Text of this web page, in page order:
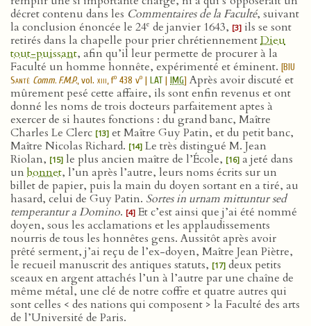
décret contenu dans les Commentaires de la Faculté, suivant
la conclusion énoncée le 24e de janvier 1643, [3] ils se sont
retirés dans la chapelle pour prier chrétiennementDieu
tout-puissant, afin qu’il leur permette de procurer à la
Faculté un homme honnête, expérimenté et éminent. [BIU
Santé Comm. F.M.P., vol. xiii, fo 438 vo | LAT| IMG] Après avoir discuté et
mûrement pesé cette affaire, ils sont enfin revenus et ont
donné les noms de trois docteurs parfaitement aptes à
exercer de si hautes fonctions : du grand banc, Maître
Charles Le Clerc [13] et Maître Guy Patin, et du petit banc,
Maître Nicolas Richard. [14] Le très distingué M. Jean
Riolan, [15] le plus ancien maître de l’École, [16] a jeté dans
unbonnet, l’un après l’autre, leurs noms écrits sur un
billet de papier, puis la main du doyen sortant en a tiré, au
hasard, celui de Guy Patin. Sortes in urnam mittuntur sed
temperantur a Domino. [4] Et c’est ainsi que j’ai été nommé
doyen, sous les acclamations et les applaudissements
nourris de tous les honnêtes gens. Aussitôt après avoir
prêté serment, j’ai reçu de l’ex-doyen, Maître Jean Piètre,
le recueil manuscrit des antiques statuts, [17] deux petits
sceaux en argent attachés l’un à l’autre par une chaîne de
même métal, une clé de notre coffre et quatre autres qui
sont celles < des nations qui composent > la Faculté des arts
de l’Université de Paris.